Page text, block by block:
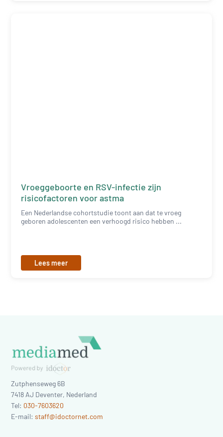
Vroeggeboorte en RSV-infectie zijn
risicofactoren voor astma
Een Nederlandse cohortstudie toont aan dat te vroeg
geboren adolescenten een verhoogd risico hebben ...
Lees meer
Zutphenseweg 6B
7418 AJ Deventer, Nederland
Tel: 030-7603620
E-mail:staff@idoctornet.com